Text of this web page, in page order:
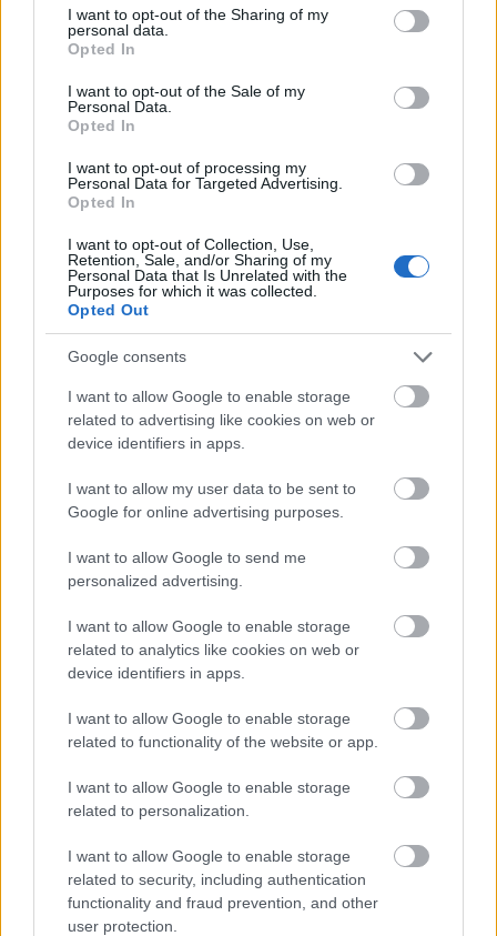
not limited to your visit or usage behaviour. You may click to
grant or deny consent to Google and its third-party tags to
use your data for below specified purposes in below Google
consent section.
I want to opt-out of the Sharing of my
personal data.
Opted In
I want to opt-out of the Sale of my
Personal Data.
Opted In
I want to opt-out of processing my
Personal Data for Targeted Advertising.
Opted In
I want to opt-out of Collection, Use,
Retention, Sale, and/or Sharing of my
Personal Data that Is Unrelated with the
Purposes for which it was collected.
Opted Out
Google consents
I want to allow Google to enable storage
related to advertising like cookies on web or
device identifiers in apps.
I want to allow my user data to be sent to
Google for online advertising purposes.
I want to allow Google to send me
personalized advertising.
I want to allow Google to enable storage
related to analytics like cookies on web or
device identifiers in apps.
I want to allow Google to enable storage
related to functionality of the website or app.
I want to allow Google to enable storage
related to personalization.
I want to allow Google to enable storage
related to security, including authentication
functionality and fraud prevention, and other
user protection.
2017. április 30.
Lakóházból szálloda? Szálloda helyett végleges
bontás? Mi vár erre az épületre? Általában amikor
csak tehetem, gyalogosan jövök, megyek a városban.
Gyakran járok a Dob utcában. Jártamban, keltemben
nézelődök és immár sokadik alkalommal sétáltam el
a Dob u. 93. szám alatt található, mára már…
637. Megint a Káry-villáról (2)
2017. március 10.
megpróbáljuk reménykedve, hátha mégis tényleg
felújításról van szó, nem pedig szétrohasztásról.
bár most épp esik az eső, legyünk csak optimisták,
és nézzük ilyen szemmel, hogy mi is készül itt. Azaz,